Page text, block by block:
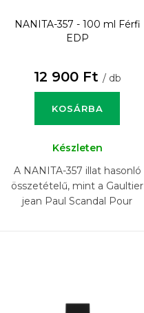
NANITA-357 - 100 ml
Férfi
EDP
12 900 Ft / db
KOSÁRBA
Készleten
A NANITA-357 illat hasonló
összetételű, mint a Gaultier
jean Paul Scandal Pour